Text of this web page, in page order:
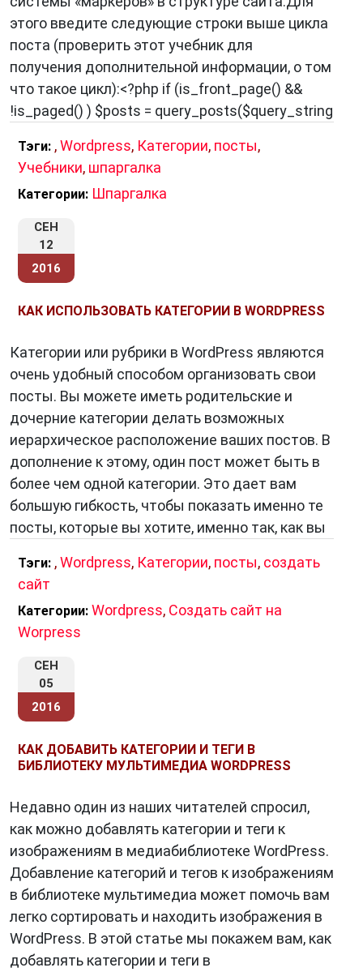
этого введите следующие строки выше цикла
поста (проверить этот учебник для
получения дополнительной информации, о том
что такое цикл):<?php if (is_front_page() &&
!is_paged() ) $posts = query_posts($query_string
Тэги: ,Wordpress, Категории, посты,
Учебники, шпаргалка
Категории: Шпаргалка
СЕН
12
2016
КАК ИСПОЛЬЗОВАТЬ КАТЕГОРИИ В WORDPRESS
Категории или рубрики в WordPress являются
очень удобный способом организовать свои
посты. Вы можете иметь родительские и
дочерние категории делать возможных
иерархическое расположение ваших постов. В
дополнение к этому, один пост может быть в
более чем одной категории. Это дает вам
большую гибкость, чтобы показать именно те
посты, которые вы хотите, именно так, как вы
Тэги: ,Wordpress, Категории, посты, создать
сайт
Категории: Wordpress, Создать сайт на
Worpress
СЕН
05
2016
КАК ДОБАВИТЬ КАТЕГОРИИ И ТЕГИ В
БИБЛИОТЕКУ МУЛЬТИМЕДИА WORDPRESS
Недавно один из наших читателей спросил,
как можно добавлять категории и теги к
изображениям в медиабиблиотеке WordPress.
Добавление категорий и тегов к изображениям
в библиотеке мультимедиа может помочь вам
легко сортировать и находить изображения в
WordPress. В этой статье мы покажем вам, как
добавлять категории и теги в